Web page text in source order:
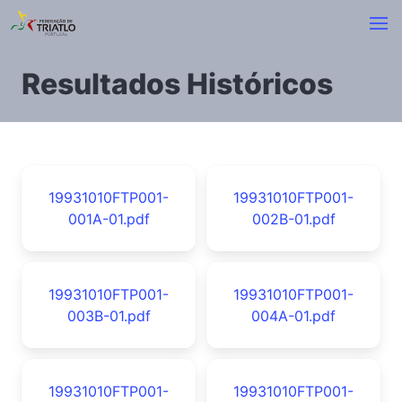
Resultados Históricos
19931010FTP001-
001A-01.pdf
19931010FTP001-
002B-01.pdf
19931010FTP001-
003B-01.pdf
19931010FTP001-
004A-01.pdf
19931010FTP001-
19931010FTP001-